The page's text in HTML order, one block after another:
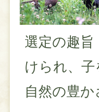
選定の趣
けられ、
自然の豊